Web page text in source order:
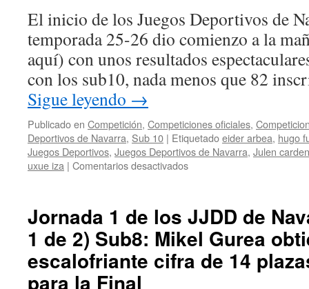
El inicio de los Juegos Deportivos de
temporada 25-26 dio comienzo a la
aquí) con unos resultados
con los sub10, nada menos que 82
Sigue leyendo →
Publicado en Competición, Competiciones oficiales,
Deportivos de Navarra, Sub 10 | Etiquetadoeider arbea, hugo
Juegos Deportivos, Juegos Deportivos de Navarra, Julen
uxue iza | Comentarios desactivadosen
los
JJDD
de
Navarra
Jornada 1 de los JJDD de
1 de 2) Sub8: Mikel Gurea
escalofriante cifra de 14
para la Final